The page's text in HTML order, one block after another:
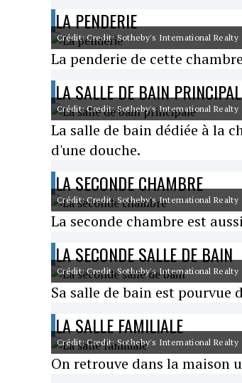
LA PENDERIE
Crédit: Credit: Sotheby's International Realty
La penderie de cette
LA SALLE DE BAIN
Crédit: Credit: Sotheby's International Realty
La salle de bain dédiée à la
d'une douche.
LA SECONDE CHAMBRE
Crédit: Credit: Sotheby's International Realty
La seconde chambre est
LA SECONDE SALLE DE BAIN
Crédit: Credit: Sotheby's International Realty
Sa salle de bain est pourvue
LA SALLE FAMILIALE
Crédit: Credit: Sotheby's International Realty
On retrouve dans la maison